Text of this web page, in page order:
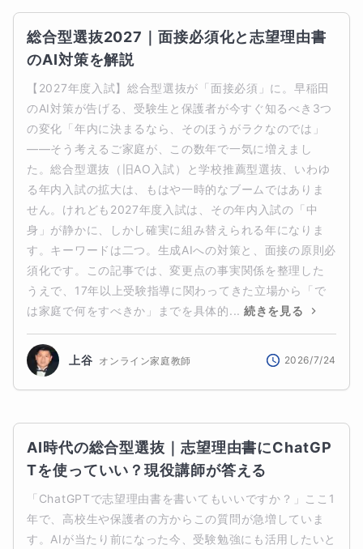
総合型選抜2027｜面接必須化と志望理由書
のAI対策を解説
【2027年度入試】総合型選抜が「面接必須」に。早稲田
のAI対策が告げる、受験生と保護者が今すぐ知るべき3つ
の変化「年内に決まるなら、そのほうがラクなのでは」
——そう考えるご家庭が、この数年で一気に増えまし
た。総合型選抜（旧AO入試）と学校推薦型選抜、いわゆ
る年内入試の拡大は、もはや一時的なブームではありま
せん。けれども2027年度入試は、その年内入試の「中
身」が静かに、しかし確実に組み替えられる年になりま
す。キーワードは二つ。生成AIへの対策と、面接の原則必
須化です。この記事では、変更点の事実関係を整理した
うえで、17年以上受験指導に関わってきた立場から「で
は家庭で何をすべきか」までを具体的... 続きを見る
上谷 オンライン家庭教師 2026/7/24
AI時代の総合型選抜｜志望理由書にChatGP
Tを使っていい？現役講師が答える
「ChatGPTで志望理由書を書いてもいいですか？」ここ1
年で、高校生や保護者の方からこの質問が急増していま
す。AIが当たり前になった今、受験勉強にも活用したいと